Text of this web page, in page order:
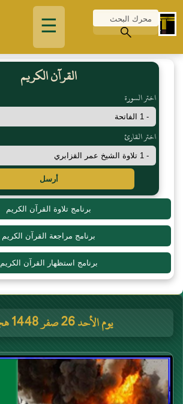
☰
القرآن الكريم
اختر السورة
اختر القارئ
أرسل
برنامج تلاوة القرآن الكريم
برنامج مراجعة القرآن الكريم
برنامج استظهار القرآن الكريم
يوم الأحد 26 صفر 1448 هجرية